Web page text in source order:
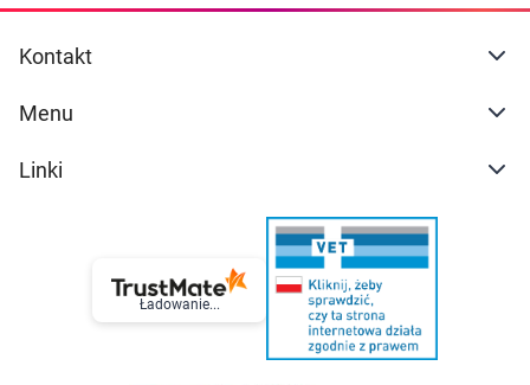
Kontakt
Menu
Linki
Ładowanie...